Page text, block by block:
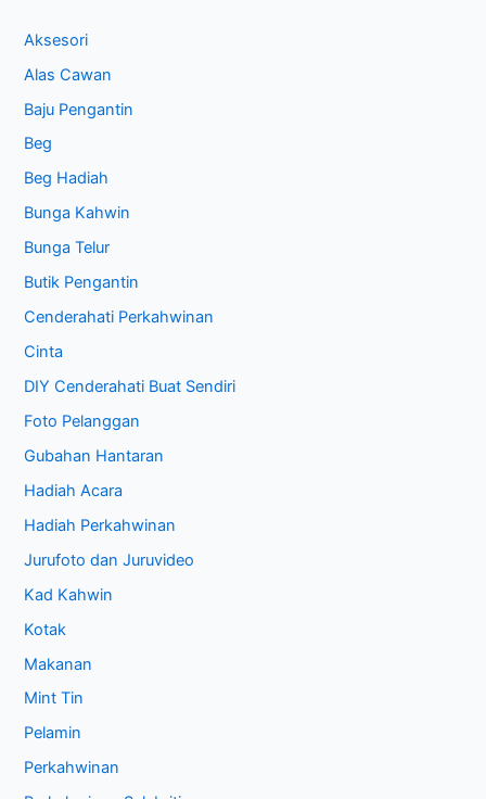
Aksesori
Alas Cawan
Baju Pengantin
Beg
Beg Hadiah
Bunga Kahwin
Bunga Telur
Butik Pengantin
Cenderahati Perkahwinan
Cinta
DIY Cenderahati Buat Sendiri
Foto Pelanggan
Gubahan Hantaran
Hadiah Acara
Hadiah Perkahwinan
Jurufoto dan Juruvideo
Kad Kahwin
Kotak
Makanan
Mint Tin
Pelamin
Perkahwinan